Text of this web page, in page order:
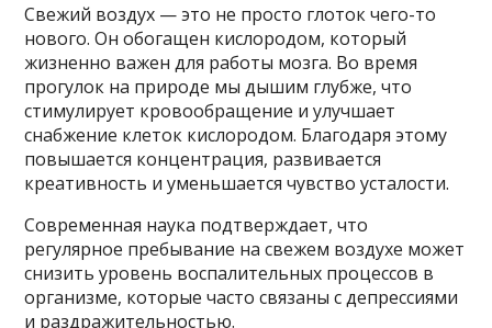
Свежий воздух — это не просто глоток чего-то
нового. Он обогащен кислородом, который
жизненно важен для работы мозга. Во время
прогулок на природе мы дышим глубже, что
стимулирует кровообращение и улучшает
снабжение клеток кислородом. Благодаря этому
повышается концентрация, развивается
креативность и уменьшается чувство усталости.
Современная наука подтверждает, что
регулярное пребывание на свежем воздухе может
снизить уровень воспалительных процессов в
организме, которые часто связаны с депрессиями
и раздражительностью.